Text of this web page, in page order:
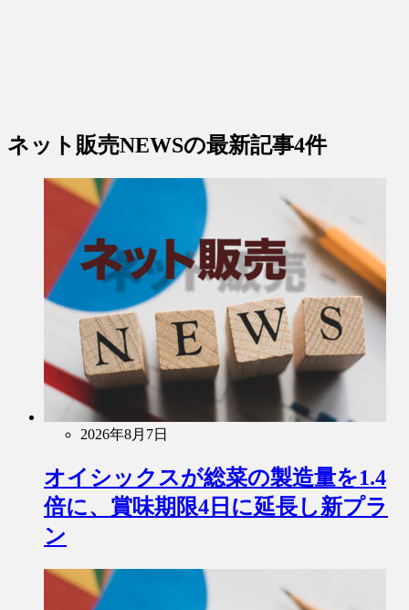
ネット販売NEWSの最新記事4件
2026年8月7日
オイシックスが総菜の製造量を1.4
倍に、賞味期限4日に延長し新プラ
ン